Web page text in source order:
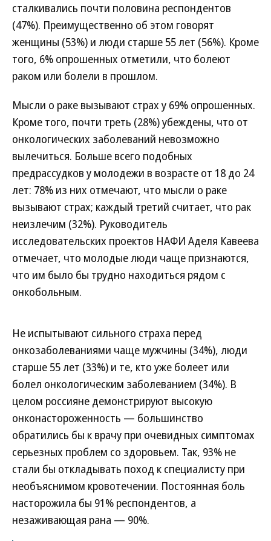
сталкивались почти половина респондентов
(47%). Преимущественно об этом говорят
женщины (53%) и люди старше 55 лет (56%). Кроме
того, 6% опрошенных отметили, что болеют
раком или болели в прошлом.
Мысли о раке вызывают страх у 69% опрошенных.
Кроме того, почти треть (28%) убеждены, что от
онкологических заболеваний невозможно
вылечиться. Больше всего подобных
предрассудков у молодежи в возрасте от 18 до 24
лет: 78% из них отмечают, что мысли о раке
вызывают страх; каждый третий считает, что рак
неизлечим (32%). Руководитель
исследовательских проектов НАФИ Аделя Кавеева
отмечает, что молодые люди чаще признаются,
что им было бы трудно находиться рядом с
онкобольным.
Не испытывают сильного страха перед
онкозаболеваниями чаще мужчины (34%), люди
старше 55 лет (33%) и те, кто уже болеет или
болел онкологическим заболеванием (34%). В
целом россияне демонстрируют высокую
онконастороженность — большинство
обратились бы к врачу при очевидных симптомах
серьезных проблем со здоровьем. Так, 93% не
стали бы откладывать поход к специалисту при
необъяснимом кровотечении. Постоянная боль
насторожила бы 91% респондентов, а
незаживающая рана — 90%.